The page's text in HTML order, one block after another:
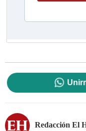
Redacción El